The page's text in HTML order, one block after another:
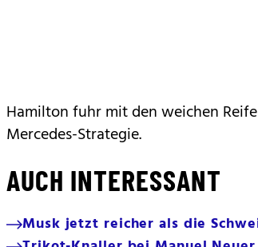
Hamilton fuhr mit den weichen
Mercedes-Strategie.
AUCH INTERESSANT
Musk jetzt reicher als die